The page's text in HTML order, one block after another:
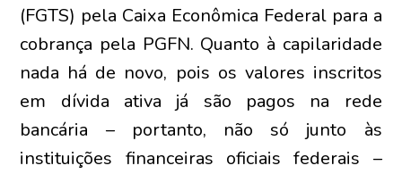
(FGTS) pela Caixa Econômica Federal para a
cobrança pela PGFN. Quanto à capilaridade
nada há de novo, pois os valores inscritos
em dívida ativa já são pagos na rede
bancária – portanto, não só junto às
instituições financeiras oficiais federais –